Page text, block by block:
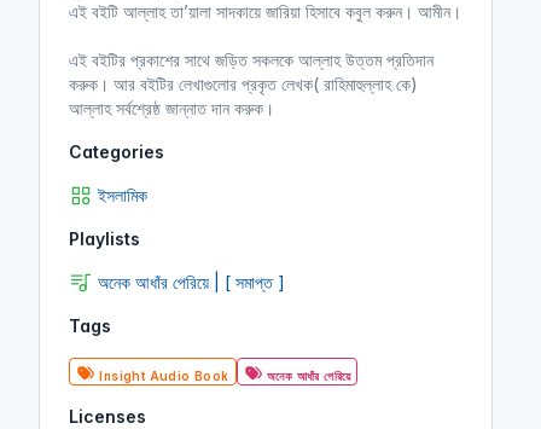
এই বইটি আল্লাহ তা’য়ালা সাদকায়ে জারিয়া হিসাবে কবুল করুন। আমীন।
এই বইটির প্রকাশের সাথে জড়িত সকলকে আল্লাহ উত্তম প্রতিদান
করুক। আর বইটির লেখাগুলোর প্রকৃত লেখক( রাহিমাহুল্লাহ কে)
আল্লাহ সর্বশ্রেষ্ঠ জান্নাত দান করুক।
Categories
ইসলামিক
Playlists
অনেক আধাঁর পেরিয়ে | [ সমাপ্ত ]
Tags
Insight Audio Book অনেক আধাঁর পেরিয়ে
Licenses